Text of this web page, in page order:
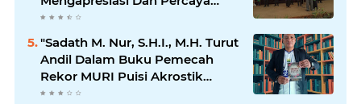
Penuh Kepada Kepemimpinan
Lpm Kota Bandung Periode
2021-2026
"Sadath M. Nur, S.H.I., M.H. Turut
Andil Dalam Buku Pemecah
Rekor MURI Puisi Akrostik
Terbanyak